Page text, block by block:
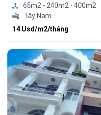
65m2 - 240m2 - 400m2
Tây Nam
14 Usd/m2/tháng